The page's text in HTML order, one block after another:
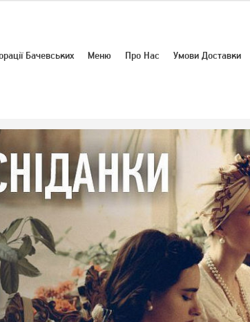
Бачевських Меню Про Нас Умови Доставки